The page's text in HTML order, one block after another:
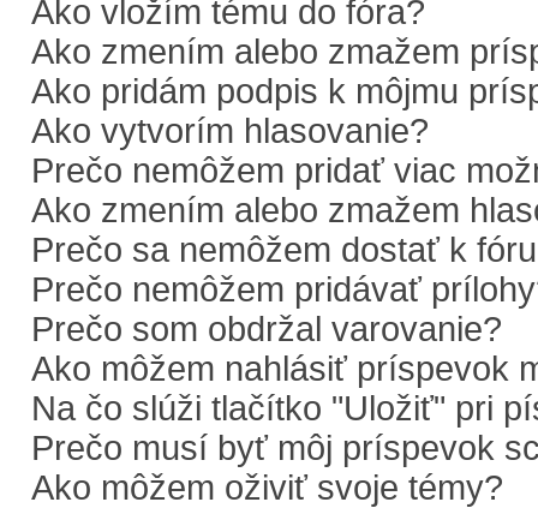
Ako vložím tému do fóra?
Ako zmením alebo zmažem
Ako pridám podpis k môjmu
Ako vytvorím hlasovanie?
Prečo nemôžem pridať viac
Ako zmením alebo zmažem
Prečo sa nemôžem dostať k
Prečo nemôžem pridávať
Prečo som obdržal varovanie?
Ako môžem nahlásiť príspevok
Na čo slúži tlačítko "Uložiť" pri
Prečo musí byť môj príspevok
Ako môžem oživiť svoje témy?